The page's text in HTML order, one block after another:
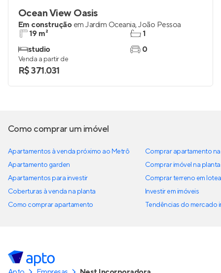
Ocean View Oasis
Em construção em Jardim Oceania,João Pessoa
19 m²
studio
1
0
Venda a partir de
R$ 371.031
Como comprar um imóvel
Apartamentos à venda próximo ao Metrô
Apartamento garden
Apartamentos para investir
Coberturas à venda na planta
Como comprar apartamento
Comprar apartamento
Comprar imóvel na planta
Comprar terreno em
Investir em imóveis
Tendências do mercado